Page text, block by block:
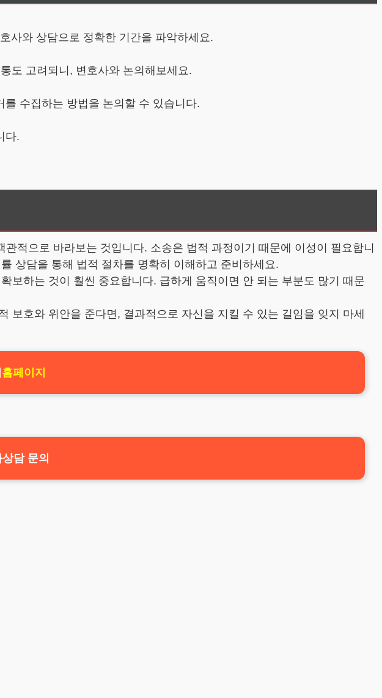
사와 상담으로 정확한 기간을 파악하세요.
도 고려되니, 변호사와 논의해보세요.
수집하는 방법을 논의할 수 있습니다.
다.
적으로 바라보는 것입니다. 소송은 법적 과정이기 때문에 이성이 필요합니
상담을 통해 법적 절차를 명확히 이해하고 준비하세요.
보하는 것이 훨씬 중요합니다. 급하게 움직이면 안 되는 부분도 많기 때문
호와 위안을 준다면, 결과적으로 자신을 지킬 수 있는 길임을 잊지 마세
홈페이지
담 문의